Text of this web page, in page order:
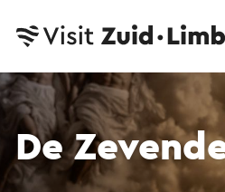
De